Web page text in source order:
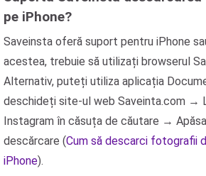
pe iPhone?
Saveinsta oferă suport pentru iPhone
acestea, trebuie să utilizați browserul
Alternativ, puteți utiliza aplicația
deschideți site-ul web Saveinta.com →
Instagram în căsuța de căutare →
descărcare (Cum să descarci fotografii
iPhone).